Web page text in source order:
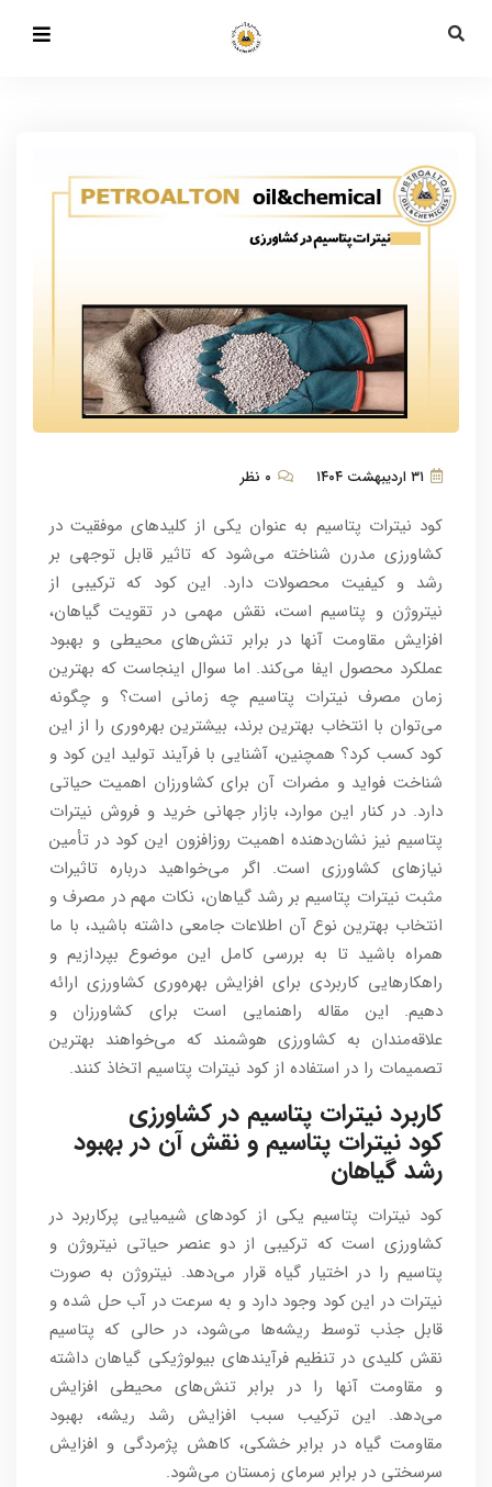
کود نیترات پتاسیم به عنوان یکی از کلیدهای موفقیت در
کشاورزی مدرن شناخته می‌شود که تاثیر قابل توجهی بر
رشد و کیفیت محصولات دارد. این کود که ترکیبی از
نیتروژن و پتاسیم است، نقش مهمی در تقویت گیاهان،
افزایش مقاومت آنها در برابر تنش‌های محیطی و بهبود
عملکرد محصول ایفا می‌کند. اما سوال اینجاست که بهترین
زمان مصرف نیترات پتاسیم چه زمانی است؟ و چگونه
می‌توان با انتخاب بهترین برند، بیشترین بهره‌وری را از این
کود کسب کرد؟ همچنین، آشنایی با فرآیند تولید این کود و
شناخت فواید و مضرات آن برای کشاورزان اهمیت حیاتی
دارد. در کنار این موارد، بازار جهانی خرید و فروش نیترات
پتاسیم نیز نشان‌دهنده اهمیت روزافزون این کود در تأمین
نیازهای کشاورزی است. اگر می‌خواهید درباره تاثیرات
مثبت نیترات پتاسیم بر رشد گیاهان، نکات مهم در مصرف و
انتخاب بهترین نوع آن اطلاعات جامعی داشته باشید، با ما
همراه باشید تا به بررسی کامل این موضوع بپردازیم و
راهکارهایی کاربردی برای افزایش بهره‌وری کشاورزی ارائه
دهیم. این مقاله راهنمایی است برای کشاورزان و
علاقه‌مندان به کشاورزی هوشمند که می‌خواهند بهترین
تصمیمات را در استفاده از کود نیترات پتاسیم اتخاذ کنند.
کاربرد نیترات پتاسیم در کشاورزی
کود نیترات پتاسیم و نقش آن در بهبود
رشد گیاهان
کود نیترات پتاسیم یکی از کودهای شیمیایی پرکاربرد در
کشاورزی است که ترکیبی از دو عنصر حیاتی نیتروژن و
پتاسیم را در اختیار گیاه قرار می‌دهد. نیتروژن به صورت
نیترات در این کود وجود دارد و به سرعت در آب حل شده و
قابل جذب توسط ریشه‌ها می‌شود، در حالی که پتاسیم
نقش کلیدی در تنظیم فرآیندهای بیولوژیکی گیاهان داشته
و مقاومت آنها را در برابر تنش‌های محیطی افزایش
می‌دهد. این ترکیب سبب افزایش رشد ریشه، بهبود
مقاومت گیاه در برابر خشکی، کاهش پژمردگی و افزایش
سرسختی در برابر سرمای زمستان می‌شود.